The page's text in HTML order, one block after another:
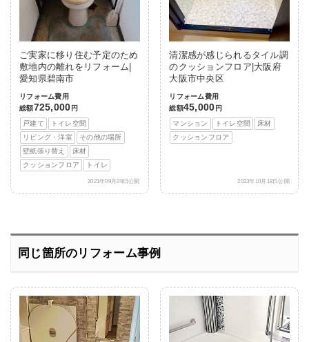
ご実家に移り住む予定のため
敷地内の離れをリフォーム|
愛知県碧南市
リフォーム費用
総額725,000 円
戸建て
トイレ空間
リビング・洋室
その他の場所
壁紙張り替え
床材
クッションフロア
トイレ
2021年09月09日公開
清潔感が感じられるタイル調
のクッションフロア|大阪府
大阪市中央区
リフォーム費用
総額45,000 円
マンション
トイレ空間
床材
クッションフロア
2023年10月18日公開
同じ箇所のリフォーム事例